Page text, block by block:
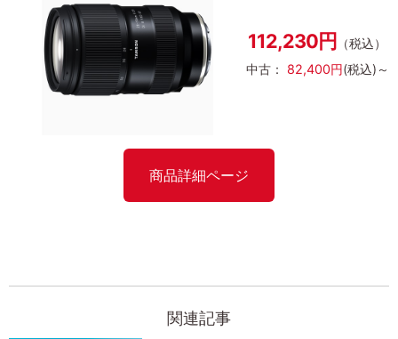
112,230円 （税込）
中古： 82,400円(税込)～
商品詳細ページ
関連記事